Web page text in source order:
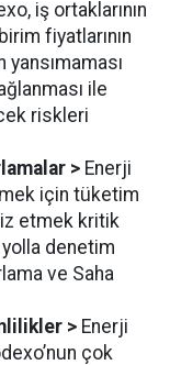
iş ortaklarının
fiyatlarının
ile
riskleri
> Enerji
için tüketim
etmek kritik
denetim
ve Saha
> Enerji
çok